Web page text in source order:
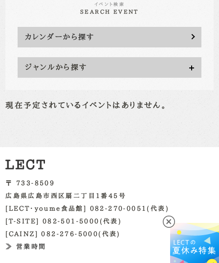
イベント検索
SEARCH EVENT
カレンダーから探す
ジャンルから探す
現在予定されているイベントはありません。
〒 733-8509
広島県広島市西区扇二丁目1番45号
[LECT・youme食品館] 082-270-0051(代表)
[T-SITE] 082-501-5000(代表)
[CAINZ] 082-276-5000(代表)
≫ 営業時間